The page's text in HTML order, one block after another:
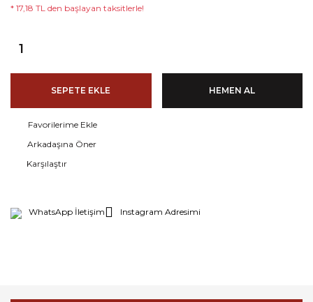
* 17,18 TL den başlayan taksitlerle!
SEPETE EKLE HEMEN AL
Arkadaşına Öner
Karşılaştır
WhatsApp İletişim Instagram Adresimi